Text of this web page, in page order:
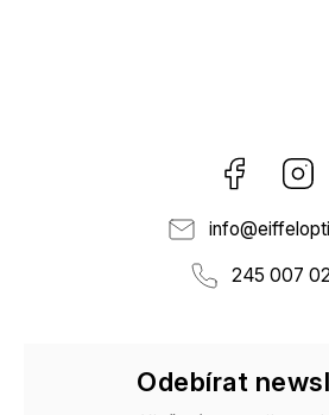
Facebook
info@
245 007
Odebírat